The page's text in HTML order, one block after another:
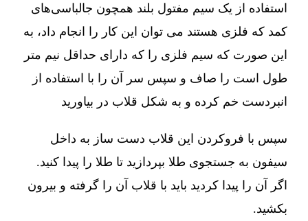
استفاده از یک سیم مفتول بلند همچون جالباسی‌های
کمد که فلزی هستند می توان این کار را انجام داد، به
این صورت که سیم فلزی را که دارای حداقل نیم متر
طول است را صاف و سپس سر آن را با استفاده از
انبردست خم کرده و به شکل قلاب در بیاورید
سپس با فروکردن این قلاب دست ساز به داخل
سیفون به جستجوی طلا بپردازید تا طلا را پیدا کنید.
اگر آن را پیدا کردید باید با قلاب آن را گرفته و بیرون
بکشید.